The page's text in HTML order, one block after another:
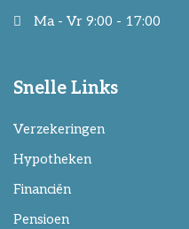
Ma - Vr 9:00 - 17:00
Snelle Links
Verzekeringen
Hypotheken
Financiën
Pensioen